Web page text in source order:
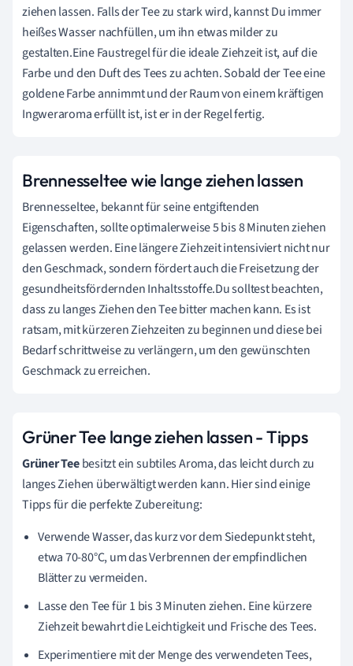
ziehen lassen. Falls der Tee zu stark wird, kannst Du immer
heißes Wasser nachfüllen, um ihn etwas milder zu
gestalten.Eine Faustregel für die ideale Ziehzeit ist, auf die
Farbe und den Duft des Tees zu achten. Sobald der Tee eine
goldene Farbe annimmt und der Raum von einem kräftigen
Ingweraroma erfüllt ist, ist er in der Regel fertig.
Brennesseltee wie lange ziehen lassen
Brennesseltee, bekannt für seine entgiftenden
Eigenschaften, sollte optimalerweise 5 bis 8 Minuten ziehen
gelassen werden. Eine längere Ziehzeit intensiviert nicht nur
den Geschmack, sondern fördert auch die Freisetzung der
gesundheitsfördernden Inhaltsstoffe.Du solltest beachten,
dass zu langes Ziehen den Tee bitter machen kann. Es ist
ratsam, mit kürzeren Ziehzeiten zu beginnen und diese bei
Bedarf schrittweise zu verlängern, um den gewünschten
Geschmack zu erreichen.
Grüner Tee lange ziehen lassen - Tipps
Grüner Teebesitzt ein subtiles Aroma, das leicht durch zu
langes Ziehen überwältigt werden kann. Hier sind einige
Tipps für die perfekte Zubereitung:
Verwende Wasser, das kurz vor dem Siedepunkt steht,
etwa 70-80°C, um das Verbrennen der empfindlichen
Blätter zu vermeiden.
Lasse den Tee für 1 bis 3 Minuten ziehen. Eine kürzere
Ziehzeit bewahrt die Leichtigkeit und Frische des Tees.
Experimentiere mit der Menge des verwendeten Tees,